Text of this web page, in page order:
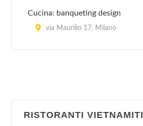
Cucina: banqueting design
via Maurilio 17, Milano
via Carlo Farini 70, Milano
RISTORANTI VIETNAMITI